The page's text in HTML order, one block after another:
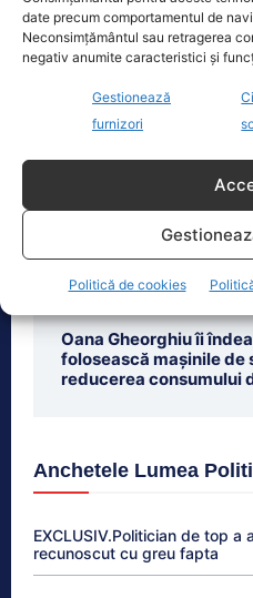
date precum comportamentul de
Neconsimțământul sau retragerea
negativ anumite caracteristici și
Gestionează
furnizori
Politică de cookies
Ultimele știri
preocupați de inflație.
europeană.
Alina Gorghiu, uluită
trădat şi au votat
Oana Gheorghiu îi
folosească mașinile de
reducerea consumului
Anchetele Lumea
EXCLUSIV.Politician de top
recunoscut cu greu fapta